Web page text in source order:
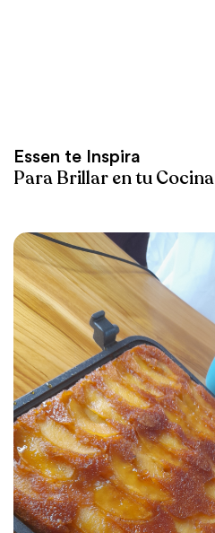
Essen te Inspira
Para Brillar en tu Cocina